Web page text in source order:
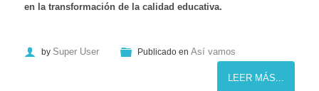
en la transformación de la calidad educativa.
by Super User Publicado en Así vamos
LEER MÁS...